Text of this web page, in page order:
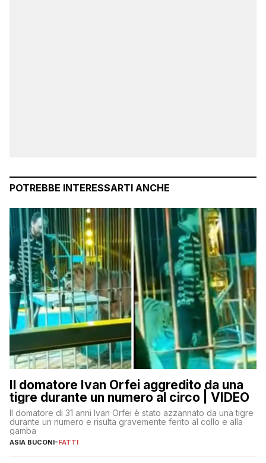
POTREBBE INTERESSARTI ANCHE
Il domatore Ivan Orfei aggredito da una
tigre durante un numero al circo | VIDEO
Il domatore di 31 anni Ivan Orfei è stato azzannato da una tigre
durante un numero e risulta gravemente ferito al collo e alla
gamba
ASIA BUCONI-FATTI